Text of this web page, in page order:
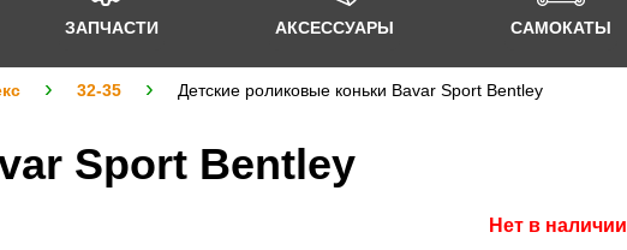
ЗАПЧАСТИ АКСЕССУАРЫ САМОКАТЫ
32-35 Детские роликовые коньки Bavar Sport Bentley
Sport Bentley
Нет в наличии